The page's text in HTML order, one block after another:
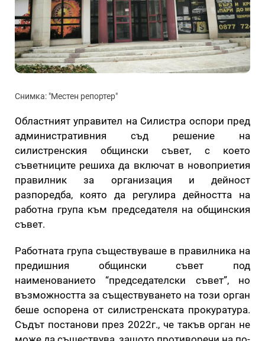
Снимка: "Местен репортер"
Областният управител на Силистра оспори пред
административния съд решение на
силистренския общински съвет, с което
съветниците решиха да включат в новоприетия
правилник за организация и дейност
разпоредба, която да регулира дейността на
работна група към председателя на общинския
съвет.
Работната група съществуваше в правилника на
предишния общински съвет под
наименованието “председателски съвет”, но
възможността за съществуването на този орган
беше оспорена от силистренската прокуратура.
Съдът постанови през 2022г., че такъв орган не